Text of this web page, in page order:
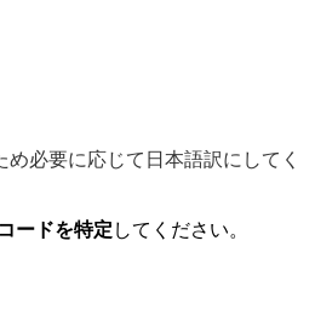
必要に応じて日本語訳にしてく
ードを特定 してください。